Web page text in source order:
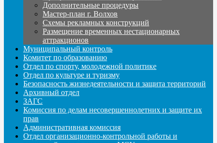
Дополнительные процедуры
Мастер-план г. Волхов
Схемы рекламных конструкций
Размещение временных нестационарных
аттракционов
Муниципальный контроль
Комитет по образованию
Отдел по спорту, молодежной политике
Отдел по культуре и туризму
Безопасность жизнедеятельности и защита территорий
Архивный отдел
ЗАГС
Комиссия по делам несовершеннолетних и защите их
прав
Административная комиссия
Отдел организационно-контрольной работы и